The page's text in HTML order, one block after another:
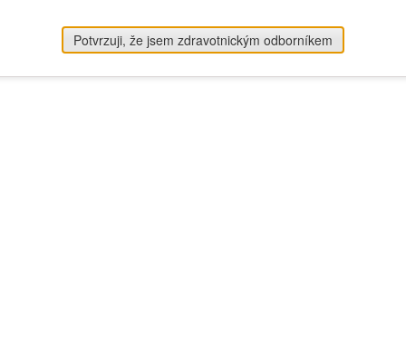
Potvrzuji, že jsem zdravotnickým odborníkem